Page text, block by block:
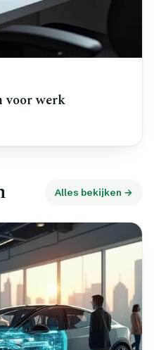
voor werk
Alles bekijken →